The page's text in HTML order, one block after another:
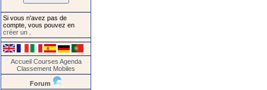
Si vous n'avez pas de
compte, vous pouvez en
créer un
Accueil Courses Agenda
Classement Mobiles
Forum